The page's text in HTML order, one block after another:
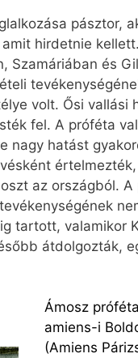
pásztor,
hirdetnie
Szamáriában és
volt. Ősi vallási
fel. A próféta
nagy hatást
az országból.
tartott, valamikor
átdolgozták,
Ámosz
amiens-i
(Amiens